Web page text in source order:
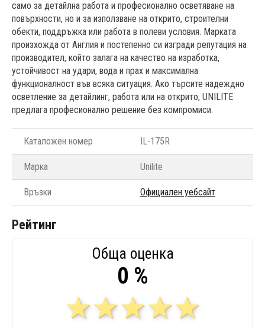
само за детайлна работа и професионално осветяване на
повърхности, но и за използване на открито, строителни
обекти, поддръжка или работа в полеви условия. Марката
произхожда от Англия и постепенно си изгради репутация на
производител, който залага на качество на изработка,
устойчивост на удари, вода и прах и максимална
функционалност във всяка ситуация. Ако търсите надеждно
осветление за детайлинг, работа или на открито, UNILITE
предлага професионално решение без компромиси.
Каталожен номер IL-175R
Марка Unilite
Връзки Официален уебсайт
Рейтинг
Обща оценка
0 %